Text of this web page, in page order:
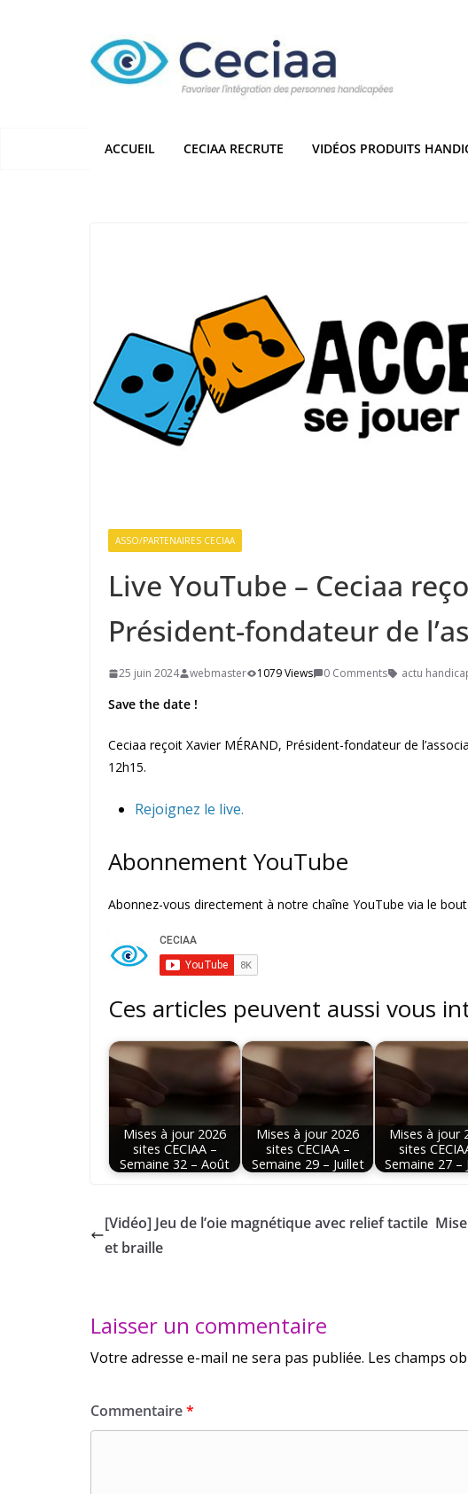
ACCUEIL CECIAA RECRUTE VIDÉOS PRODUITS
ASSO/PARTENAIRES CECIAA
Live YouTube – Ceciaa
Président-fondateur de
25 juin 2024 webmaster 1079 Views 0 Comments actu
Save the date !
Ceciaa reçoit Xavier MÉRAND, Président-fondateur de
12h15.
Rejoignez le live.
Abonnement YouTube
Abonnez-vous directement à notre chaîne YouTube via le
Ces articles peuvent aussi vous
Mises à jour 2026
sites CECIAA –
Semaine 32 – Août
Mises à jour 2026
sites CECIAA –
Semaine 29 – Juillet
Mises à jour
sites
Semaine 27 –
[Vidéo] Jeu de l’oie magnétique avec relief tactile
et braille
Laisser un commentaire
Votre adresse e-mail ne sera pas publiée. Les champs
Commentaire*